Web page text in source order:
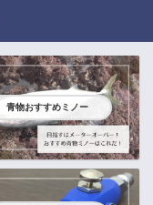
青物おすすめミノー